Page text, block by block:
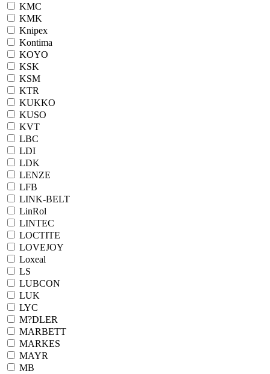
KMC
KMK
Knipex
Kontima
KOYO
KSK
KSM
KTR
KUKKO
KUSO
KVT
LBC
LDI
LDK
LENZE
LFB
LINK-BELT
LinRol
LINTEC
LOCTITE
LOVEJOY
Loxeal
LS
LUBCON
LUK
LYC
M?DLER
MARBETT
MARKES
MAYR
MB